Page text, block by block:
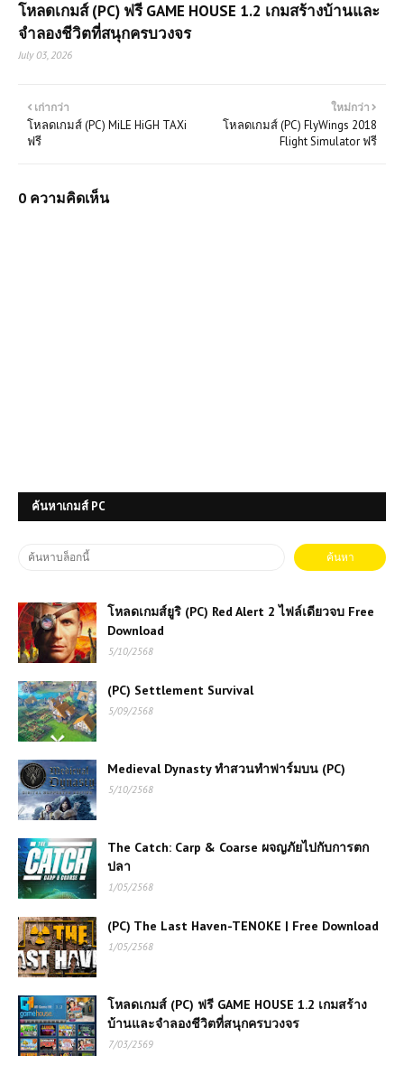
โหลดเกมส์ (PC) ฟรี GAME HOUSE 1.2 เกมสร้างบ้านและ
จำลองชีวิตที่สนุกครบวงจร
July 03, 2026
ใหม่กว่า
โหลดเกมส์ (PC) FlyWings 2018
Flight Simulator ฟรี
เก่ากว่า
โหลดเกมส์ (PC) MiLE HiGH TAXi
ฟรี
0 ความคิดเห็น
ค้นหาเกมส์ PC
โหลดเกมส์ยูริ (PC) Red Alert 2 ไฟล์เดียวจบ Free
Download
5/10/2568
(PC) Settlement Survival
5/09/2568
Medieval Dynasty ทำสวนทำฟาร์มบน (PC)
5/10/2568
The Catch: Carp & Coarse ผจญภัยไปกับการตก
ปลา
1/05/2568
(PC) The Last Haven-TENOKE | Free Download
1/05/2568
โหลดเกมส์ (PC) ฟรี GAME HOUSE 1.2 เกมสร้าง
บ้านและจำลองชีวิตที่สนุกครบวงจร
7/03/2569